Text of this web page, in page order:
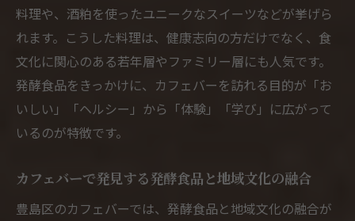
料理や、酒粕を使ったユニークなスイーツなどが挙げら
れます。こうした料理は、健康志向の方だけでなく、食
文化に関心のある若年層やファミリー層にも人気です。
発酵食品をきっかけに、カフェバーを訪れる目的が「お
いしい」「ヘルシー」から「体験」「学び」に広がって
いるのが特徴です。
カフェバーで発見する発酵食品と地域文化の融合
豊島区のカフェバーでは、発酵食品と地域文化の融合が